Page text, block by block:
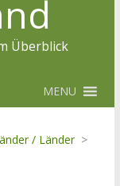
Überblick
MENU
/ Länder >